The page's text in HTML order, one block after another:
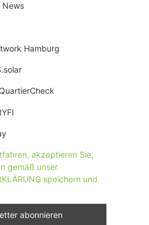
News
Hamburg
akzeptieren Sie,
gemäß unser
speichern und